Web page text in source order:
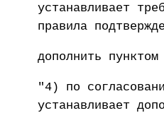
устанавливает
правила
дополнить
"4) по
устанавливает